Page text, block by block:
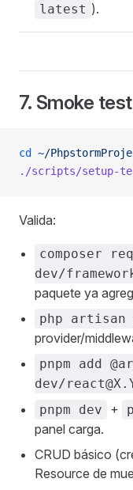
latest ).
7. Smoke
cd
~/
./scripts/setup-
Valida:
composer
dev/
paquete ya
php
provider/
pnpm add
dev/
pnpm dev +
panel carga.
CRUD básico
Resource de